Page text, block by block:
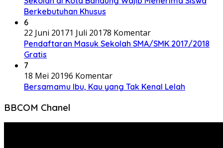
Berkebutuhan Khusus
6
22 Juni 20171 Juli 20178 Komentar
Pendaftaran Masuk Sekolah SMA/SMK 2017/2018
Gratis
7
18 Mei 20196 Komentar
Bersamamu Ibu, Kau yang Tak Kenal Lelah
BBCOM Chanel